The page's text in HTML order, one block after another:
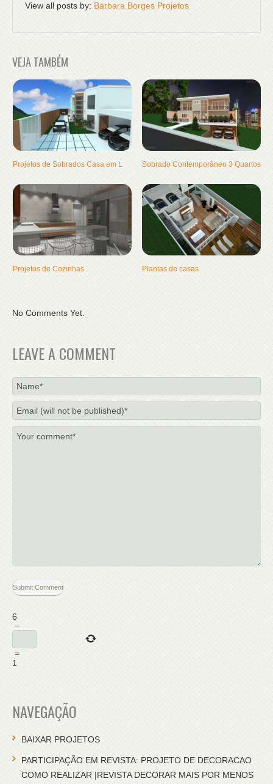
View all posts by: Barbara Borges Projetos
VEJA TAMBÉM
Projetos de Sobrados Casa em L Sobrado Contemporâneo 3 Quartos
Projetos de Cozinhas Plantas de casas
No Comments Yet.
LEAVE A COMMENT
6
−
=
1
NAVEGAÇÃO
BAIXAR PROJETOS
PARTICIPAÇÃO EM REVISTA: PROJETO DE DECORACAO
COMO REALIZAR |REVISTA DECORAR MAIS POR MENOS